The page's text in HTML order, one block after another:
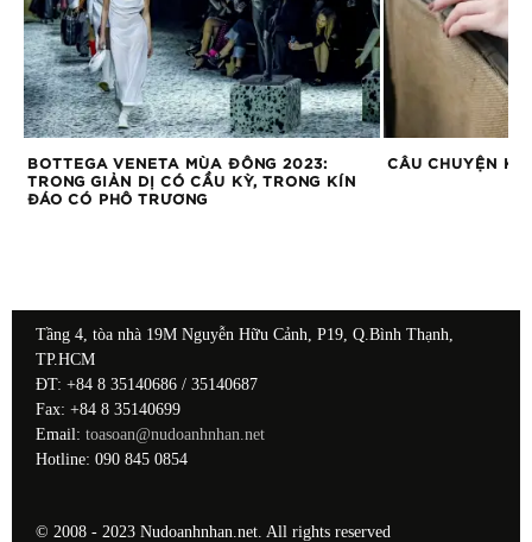
BOTTEGA VENETA MÙA ĐÔNG 2023:
TRONG GIẢN DỊ CÓ CẦU KỲ, TRONG KÍN
ĐÁO CÓ PHÔ TRƯƠNG
CÂU CHUYỆN
Tầng 4, tòa nhà 19M Nguyễn Hữu Cảnh, P19, Q.Bình Thạnh,
TP.HCM
ĐT: +84 8 35140686 / 35140687
Fax: +84 8 35140699
Email: toasoan@nudoanhnhan.net
Hotline: 090 845 0854
© 2008 - 2023 Nudoanhnhan.net. All rights reserved